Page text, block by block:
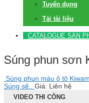
Tuyển dụng
Tải tài liệu
CATALOGUE SẢN
Súng phun sơn
Súng phun màu ô tô
Súng sẽ.. Giá: Liên hệ
VIDEO THI CÔNG